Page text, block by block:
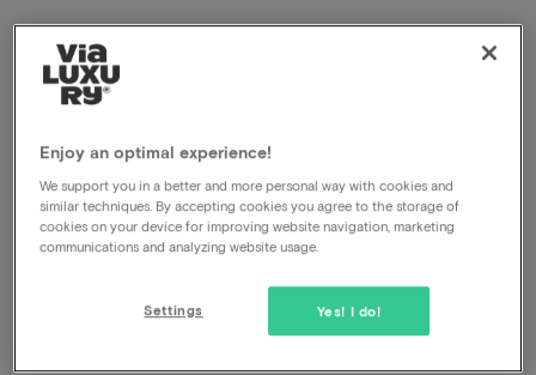
Au cœur de la campagne de Twente, dans le charmant
village de De Lutte et entouré par la verdoyante
Bloemenbeek. Ce boutique-hôtel plein de caractère
allie calme, hospitalité et raffinement dans un cadre
élégant où nature et confort se rencontrent.
L’atmosphère chaleureuse de la maison de campagne
se détendre pleinement.
Enjoy an optimal experience!
We support you in a better and more personal way with cookies and
similar techniques. By accepting cookies you agree to the storage of
cookies on your device for improving website navigation, marketing
communications and analyzing website usage.
Yes! I do!
Settings